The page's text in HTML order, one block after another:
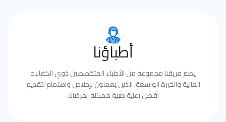
أطباؤنا
يضم فريقنا مجموعة من الأطباء المتخصصين ذوي الكفاءة
العالية والخبرة الواسعة، الذين يعملون بإخلاص واهتمام لتقديم
أفضل رعاية طبية ممكنة لمرضانا.